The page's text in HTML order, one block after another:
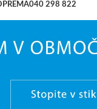
040 298 822